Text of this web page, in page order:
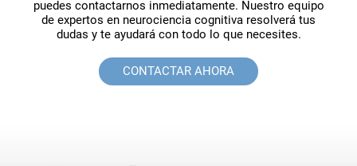
puedes contactarnos inmediatamente. Nuestro equipo
de expertos en neurociencia cognitiva resolverá tus
dudas y te ayudará con todo lo que necesites.
CONTACTAR AHORA